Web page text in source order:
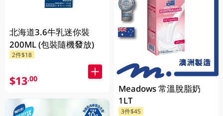
北海道3.6牛乳迷你裝
200ML (包裝隨機發放)
2件$18
$13.00
Meadows 常溫脫脂奶
1LT
3件$45